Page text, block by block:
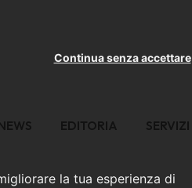
la tua esperienza di
Continua senza accettare
EDITORIA SERVIZI